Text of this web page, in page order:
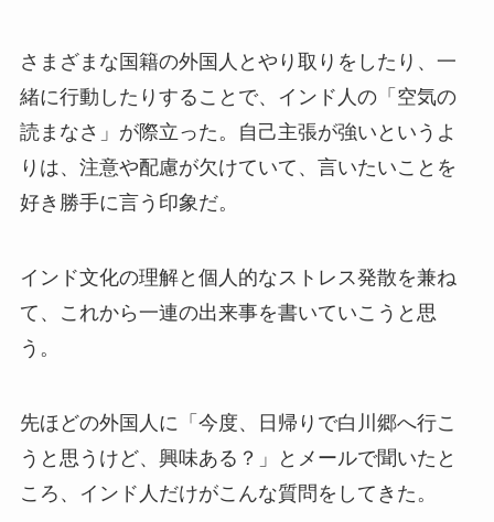
さまざまな国籍の外国人とやり取りをしたり、一
緒に行動したりすることで、インド人の「空気の
読まなさ」が際立った。自己主張が強いというよ
りは、注意や配慮が欠けていて、言いたいことを
好き勝手に言う印象だ。
インド文化の理解と個人的なストレス発散を兼ね
て、これから一連の出来事を書いていこうと思
う。
先ほどの外国人に「今度、日帰りで白川郷へ行こ
うと思うけど、興味ある？」とメールで聞いたと
ころ、インド人だけがこんな質問をしてきた。